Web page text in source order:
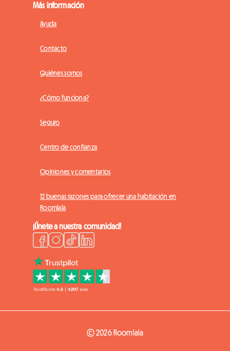
Más información
Ayuda
Contacto
Quiénes somos
¿Cómo funciona?
Seguro
Centro de confianza
Opiniones y comentarios
12 buenas razones para ofrecer una habitación en
Roomlala
¡Únete a nuestra comunidad!
© 2026 Roomlala